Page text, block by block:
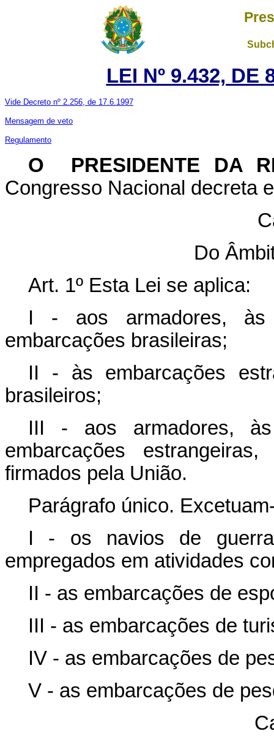
LEI Nº 9.432, DE
Vide Decreto nº 2.256, de 17.6.1997
Mensagem de veto
Regulamento
O PRESIDENTE DA
Congresso Nacional decreta
Do
Art. 1º Esta Lei se aplica:
I - aos armadores, às
embarcações brasileiras;
II - às embarcações
brasileiros;
III - aos armadores,
embarcações
firmados pela União.
Parágrafo único.
I - os navios de
empregados em atividades
II - as embarcações de
III - as embarcações de
IV - as embarcações de
V - as embarcações de